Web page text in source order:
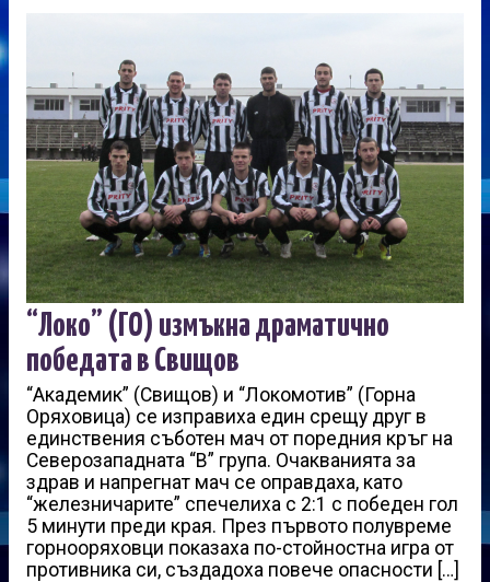
“Локо” (ГО) измъкна драматично
победата в Свищов
“Академик” (Свищов) и “Локомотив” (Горна
Оряховица) се изправиха един срещу друг в
единствения съботен мач от поредния кръг на
Северозападната “В” група. Очакванията за
здрав и напрегнат мач се оправдаха, като
“железничарите” спечелиха с 2:1 с победен гол
5 минути преди края. През първото полувреме
горнооряховци показаха по-стойностна игра от
противника си, създадоха повече опасности […]